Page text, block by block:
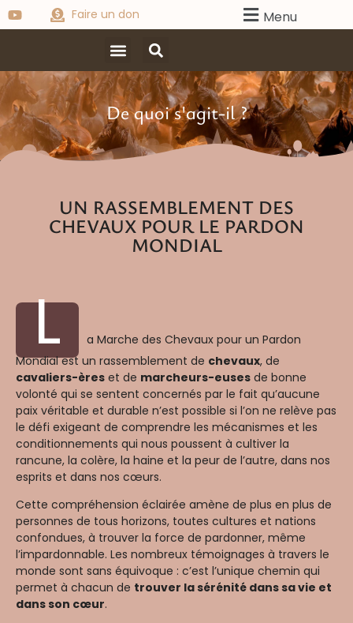
Faire un don Menu
De quoi s'agit-il ?
UN RASSEMBLEMENT DES
CHEVAUX POUR LE PARDON
MONDIAL
L
a Marche des Chevaux pour un Pardon
Mondial est un rassemblement de chevaux, de
cavaliers-ères et de marcheurs-euses de bonne
volonté qui se sentent concernés par le fait qu’aucune
paix véritable et durable n’est possible si l’on ne relève pas
le défi exigeant de comprendre les mécanismes et les
conditionnements qui nous poussent à cultiver la
rancune, la colère, la haine et la peur de l’autre, dans nos
esprits et dans nos cœurs.
Cette compréhension éclairée amène de plus en plus de
personnes de tous horizons, toutes cultures et nations
confondues, à trouver la force de pardonner, même
l’impardonnable. Les nombreux témoignages à travers le
monde sont sans équivoque : c’est l’unique chemin qui
permet à chacun de trouver la sérénité dans sa vie et
dans son cœur.